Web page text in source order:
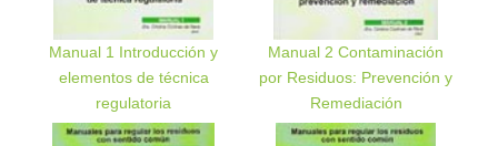
Manual 1 Introducción y
elementos de técnica
regulatoria
Manual 2 Contaminación
por Residuos: Prevención y
Remediación